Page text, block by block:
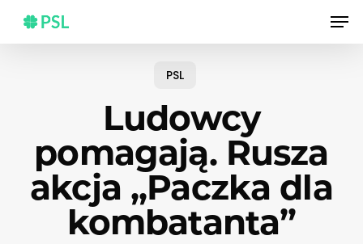
main
PSL
Ludowcy
pomagają. Rusza
akcja „Paczka dla
kombatanta”